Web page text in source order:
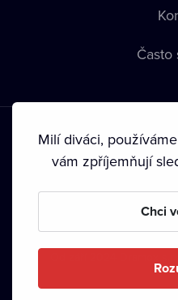
Často
Podmínky používání •
•
Milí diváci,
vám zpříjemňují
Chci